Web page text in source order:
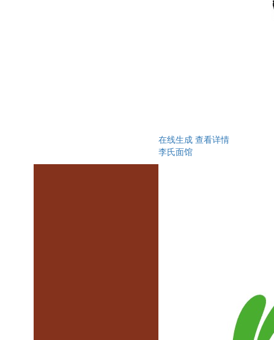
在线生成 查看详情
李氏面馆